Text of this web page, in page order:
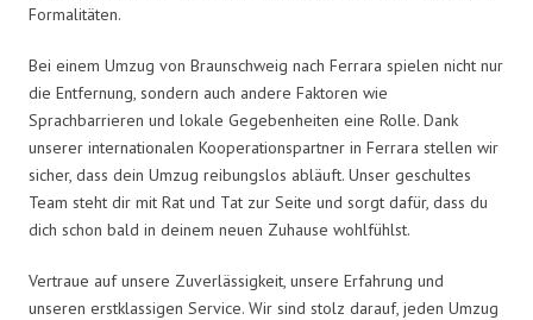
Formalitäten.
Bei einem Umzug von Braunschweig nach Ferrara spielen nicht nur
die Entfernung, sondern auch andere Faktoren wie
Sprachbarrieren und lokale Gegebenheiten eine Rolle. Dank
unserer internationalen Kooperationspartner in Ferrara stellen wir
sicher, dass dein Umzug reibungslos abläuft. Unser geschultes
Team steht dir mit Rat und Tat zur Seite und sorgt dafür, dass du
dich schon bald in deinem neuen Zuhause wohlfühlst.
Vertraue auf unsere Zuverlässigkeit, unsere Erfahrung und
unseren erstklassigen Service. Wir sind stolz darauf, jeden Umzug